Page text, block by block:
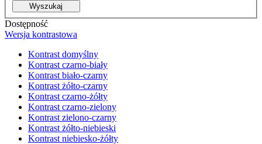
Wyszukaj
Dostępność
Wersja kontrastowa
Kontrast domyślny
Kontrast czarno-biały
Kontrast biało-czarny
Kontrast żółto-czarny
Kontrast czarno-żółty
Kontrast czarno-zielony
Kontrast zielono-czarny
Kontrast żółto-niebieski
Kontrast niebiesko-żółty